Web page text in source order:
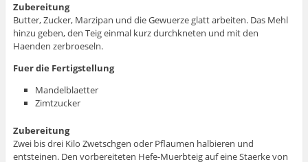
Zubereitung
Butter, Zucker, Marzipan und die Gewuerze glatt arbeiten. Das Mehl
hinzu geben, den Teig einmal kurz durchkneten und mit den
Haenden zerbroeseln.
Fuer die Fertigstellung
Mandelblaetter
Zimtzucker
Zubereitung
Zwei bis drei Kilo Zwetschgen oder Pflaumen halbieren und
entsteinen. Den vorbereiteten Hefe-Muerbteig auf eine Staerke von